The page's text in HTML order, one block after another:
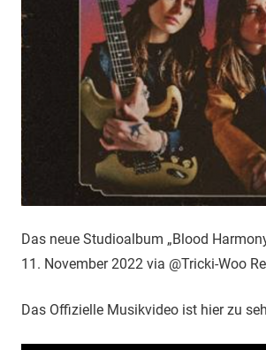
Das neue Studioalbum „Blood
11. November 2022 via @Tricki-Woo
Das Offizielle Musikvideo ist hier zu